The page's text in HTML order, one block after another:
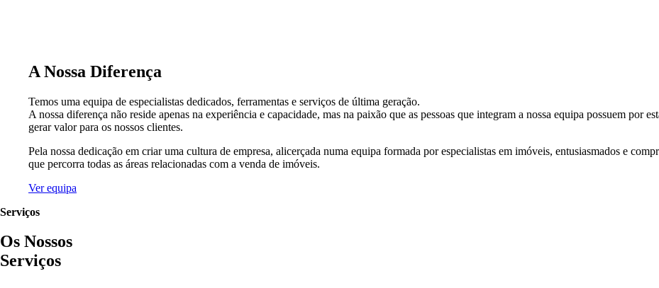
A Nossa Diferença
Temos uma equipa de especialistas dedicados, ferramentas e serviços de última geração.
A nossa diferença não reside apenas na experiência e capacidade, mas na paixão que as pessoas que integram a nossa equipa possuem por
gerar valor para os nossos clientes.
Pela nossa dedicação em criar uma cultura de empresa, alicerçada numa equipa formada por especialistas em imóveis, entusiasmados e
que percorra todas as áreas relacionadas com a venda de imóveis.
Ver equipa
Serviços
Os Nossos
Serviços